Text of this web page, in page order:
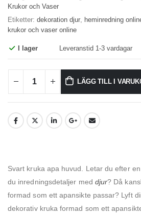
Krukor och Vaser
Etiketter: dekoration djur, heminredning
krukor och vaser online
I lager Leveranstid 1-3 vardagar
LÄGG TILL I
Svart kruka apa huvud. Letar du efter
du inredningsdetaljer med djur? Då
formad som ett apansikte passar? Lyft
dekorativ kruka formad som ett